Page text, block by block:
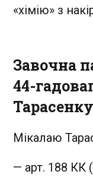
«хімію» з
Завочна
44-
Тарасенку
Мікалаю
— арт. 188 КК